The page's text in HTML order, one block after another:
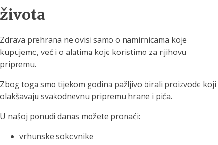
života
Zdrava prehrana ne ovisi samo o namirnicama koje
kupujemo, već i o alatima koje koristimo za njihovu
pripremu.
Zbog toga smo tijekom godina pažljivo birali proizvode koji
olakšavaju svakodnevnu pripremu hrane i pića.
U našoj ponudi danas možete pronaći:
vrhunske sokovnike